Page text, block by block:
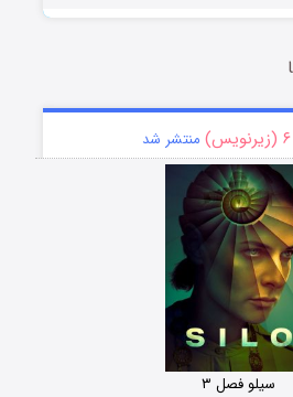
۶ (زیرنویس) منتشر شد
سیلو فصل ۳